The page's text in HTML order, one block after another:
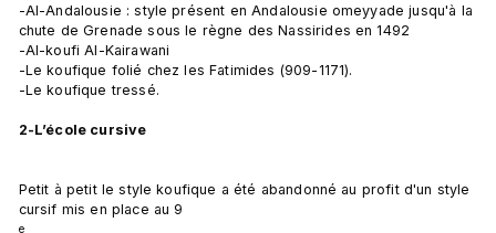
-Al-Andalousie : style présent en Andalousie omeyyade jusqu'à la
chute de Grenade sous le règne des Nassirides en 1492
-Al-koufi Al-Kairawani
-Le koufique folié chez les Fatimides (909-1171).
-Le koufique tressé.
2-L’école cursive
Petit à petit le style koufique a été abandonné au profit d'un style
cursif mis en place au 9
e